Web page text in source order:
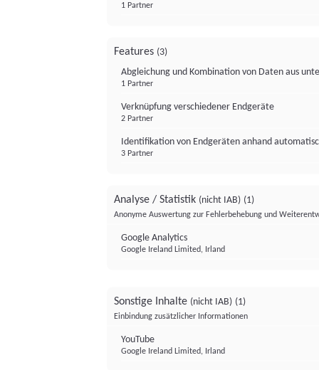
1 Partner
Features (3)
Abgleichung und Kombination von Daten aus
1 Partner
Verknüpfung verschiedener Endgeräte
2 Partner
Identifikation von Endgeräten anhand
3 Partner
Analyse / Statistik (nicht IAB) (1)
Anonyme Auswertung zur Fehlerbehebung und
Google Analytics
Google Ireland Limited, Irland
Sonstige Inhalte (nicht IAB) (1)
Einbindung zusätzlicher Informationen
YouTube
Google Ireland Limited, Irland